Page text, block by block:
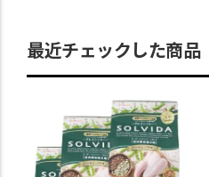
最近チェックした商品